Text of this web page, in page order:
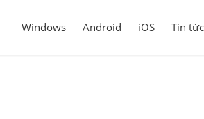
Windows Android iOS Tin tức